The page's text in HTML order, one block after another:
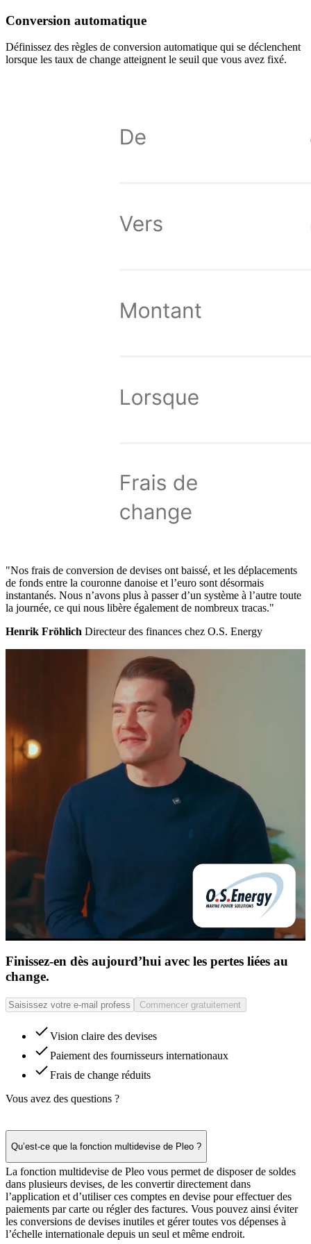
Conversion automatique
Définissez des règles de conversion automatique qui se déclenchent
lorsque les taux de change atteignent le seuil que vous avez fixé.
"Nos frais de conversion de devises ont baissé, et les déplacements
de fonds entre la couronne danoise et l’euro sont désormais
instantanés. Nous n’avons plus à passer d’un système à l’autre toute
la journée, ce qui nous libère également de nombreux tracas."
Henrik Fröhlich Directeur des finances chez O.S. Energy
Finissez-en dès aujourd’hui avec les pertes liées au
change.
Commencer gratuitement
Vision claire des devises
Paiement des fournisseurs internationaux
Frais de change réduits
Vous avez des questions ?
Qu’est-ce que la fonction multidevise de Pleo ?
La fonction multidevise de Pleo vous permet de disposer de soldes
dans plusieurs devises, de les convertir directement dans
l’application et d’utiliser ces comptes en devise pour effectuer des
paiements par carte ou régler des factures. Vous pouvez ainsi éviter
les conversions de devises inutiles et gérer toutes vos dépenses à
l’échelle internationale depuis un seul et même endroit.